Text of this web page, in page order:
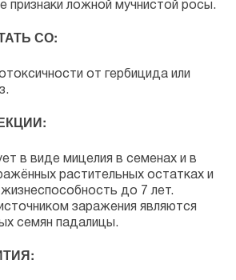
признаки ложной мучнистой росы.
СО:
от гербицида или
в виде мицелия в семенах и в
растительных остатках и
жизнеспособность до 7 лет.
заражения являются
семян падалицы.